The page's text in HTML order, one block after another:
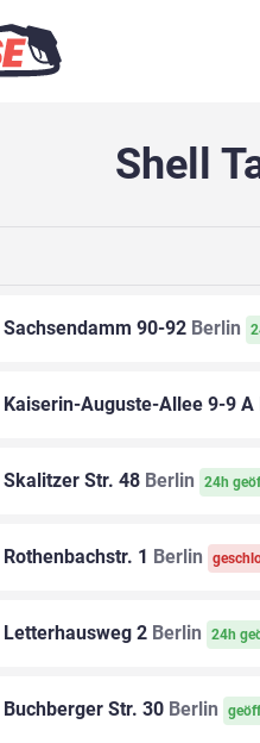
Shell
Sachsendamm 90-92 Berlin
Kaiserin-Auguste-Allee 9-9 A
Skalitzer Str. 48 Berlin 24h
Rothenbachstr. 1 Berlin
Letterhausweg 2 Berlin 24h
Buchberger Str. 30 Berlin